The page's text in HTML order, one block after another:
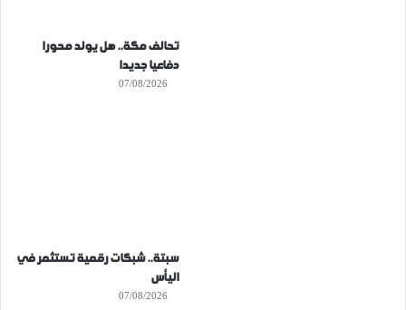
تحالف مكة.. هل يولد محورا
دفاعيا جديدا
07/08/2026
سبتة.. شبكات رقمية تستثمر في
اليأس
07/08/2026